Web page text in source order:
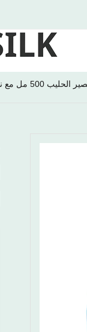
سهلة الفتح